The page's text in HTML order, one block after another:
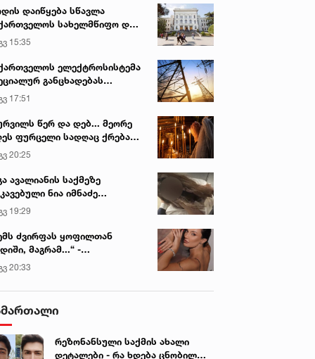
2023 • 20:57
კრწანისში 3
გზიდან
- ერთს ცეცხლი
12 იან. 2023 • 5:44
VIDEO: ბრავო პილოტებს!
დაჯდა თვითმფრინავი - რა
ვიდეოს აქვეყნებს ბესო
ჩუბინიძე
დაიწყება სწავლა
სახელმწიფო და
უნივერსიტეტებში
15:35
ელექტროსისტემა
განცხადებას
17:51
წერ და დებ... მეორე
ფურცელი სადღაც ქრება
სურვილი სრულდება...“ -
ტაძარი შიდა
20:25
ავალიანის საქმეზე
ნია იმნაძე
გადაჰყავთ
19:29
ძვირფას ყოფილთან
მაგრამ...“ -
პაიჭაძის
აღიარება
20:33
რეზონანსული საქმის ახალი
დეტალები - რა ხდება ცნობილი